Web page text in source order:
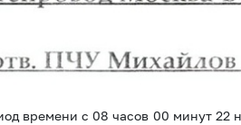
времени с 08 часов 00 минут 22